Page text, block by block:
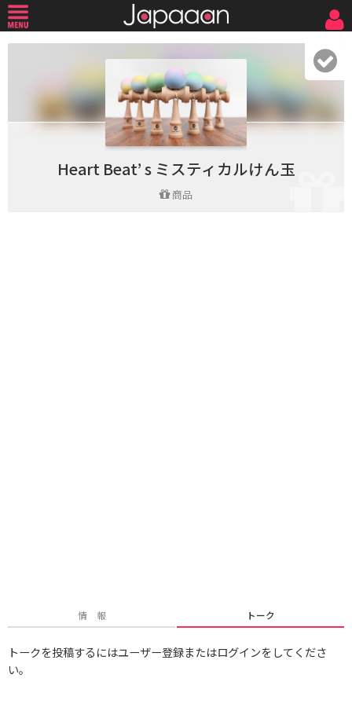
Heart Beat’ s ミスティカルけん玉
商品
情 報 トーク
トークを投稿するにはユーザー登録またはログインをしてくださ
い。